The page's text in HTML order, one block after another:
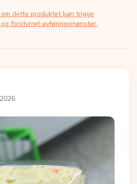
dette produktet kan trigge
forstyrret avføringsmønster.